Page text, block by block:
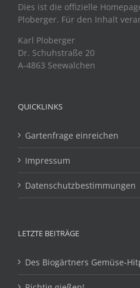
Dies ist die offizielle
Ploberger. Für den Inhalt
Karl Ploberger
Dr. Schuhstraße 20
A-4863 Seewalchen
QUICKLINKS
Gartenfrage einreichen
Impressum
Datenschutzbestimmungen
LETZTE BEITRÄGE
Des Biogärtners Gemüse-